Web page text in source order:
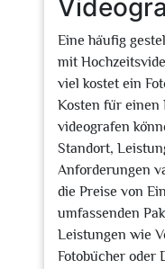
Eine häufig
mit
viel kostet ein
Kosten für einen
videografen
Standort,
Anforderungen
die Preise von
umfassenden
Leistungen wie
Fotobücher oder